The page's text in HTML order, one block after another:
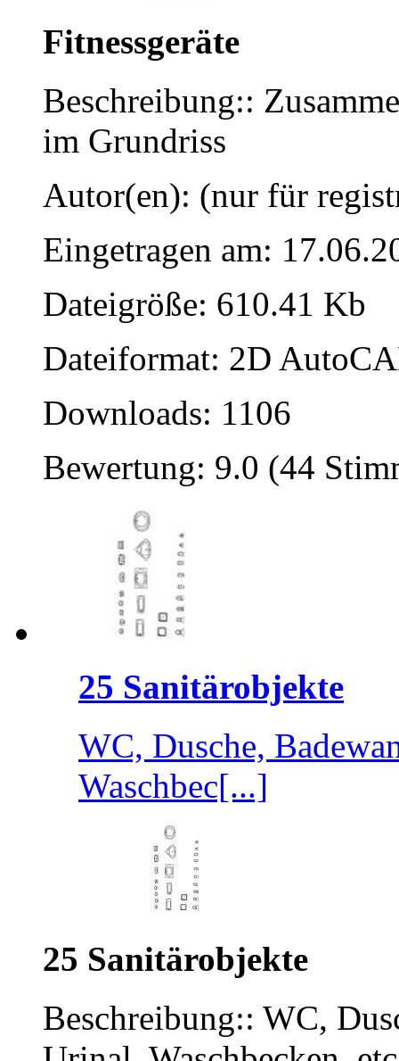
Fitnessgeräte
Beschreibung::
im Grundriss
Autor(en): (nur für
Eingetragen am:
Dateigröße: 610.41 Kb
Dateiformat: 2D
Downloads: 1106
Bewertung: 9.0 (44
25 Sanitärobjekte
WC, Dusche,
Waschbec[...]
25 Sanitärobjekte
Beschreibung:: WC,